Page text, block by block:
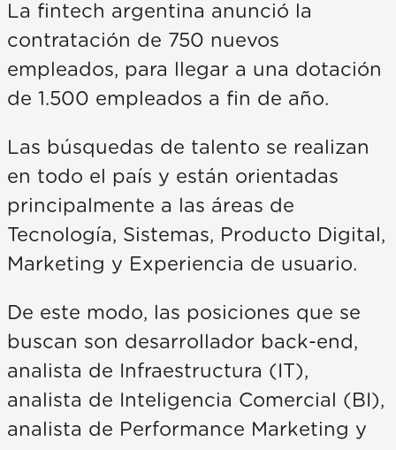
La fintech argentina anunció la
contratación de 750 nuevos
empleados, para llegar a una dotación
de 1.500 empleados a fin de año.
Las búsquedas de talento se realizan
en todo el país y están orientadas
principalmente a las áreas de
Tecnología, Sistemas, Producto Digital,
Marketing y Experiencia de usuario.
De este modo, las posiciones que se
buscan son desarrollador back-end,
analista de Infraestructura (IT),
analista de Inteligencia Comercial (BI),
analista de Performance Marketing y